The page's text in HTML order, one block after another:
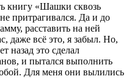
книгу «Шашки сквозь
притрагивался. Да и до
расставить на ней
даже всё это, я забыл. Но,
назад это сделал
и пытался выполнить
Для меня они вылились